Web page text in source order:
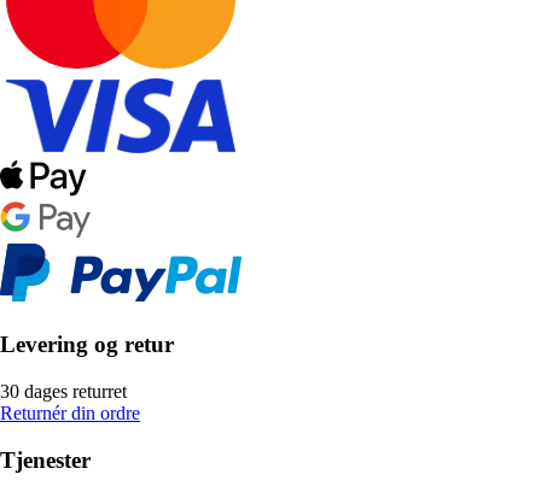
Levering og retur
30 dages returret
Returnér din ordre
Tjenester